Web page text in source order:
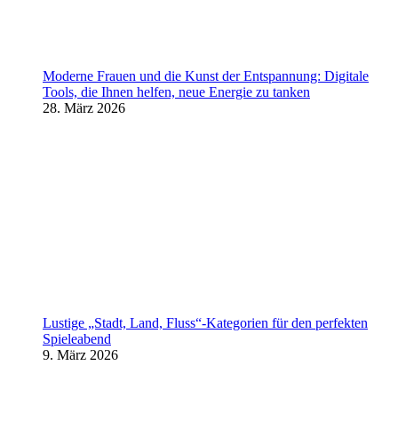
Moderne Frauen und die Kunst der Entspannung: Digitale
Tools, die Ihnen helfen, neue Energie zu tanken
28. März 2026
Lustige „Stadt, Land, Fluss“-Kategorien für den perfekten
Spieleabend
9. März 2026